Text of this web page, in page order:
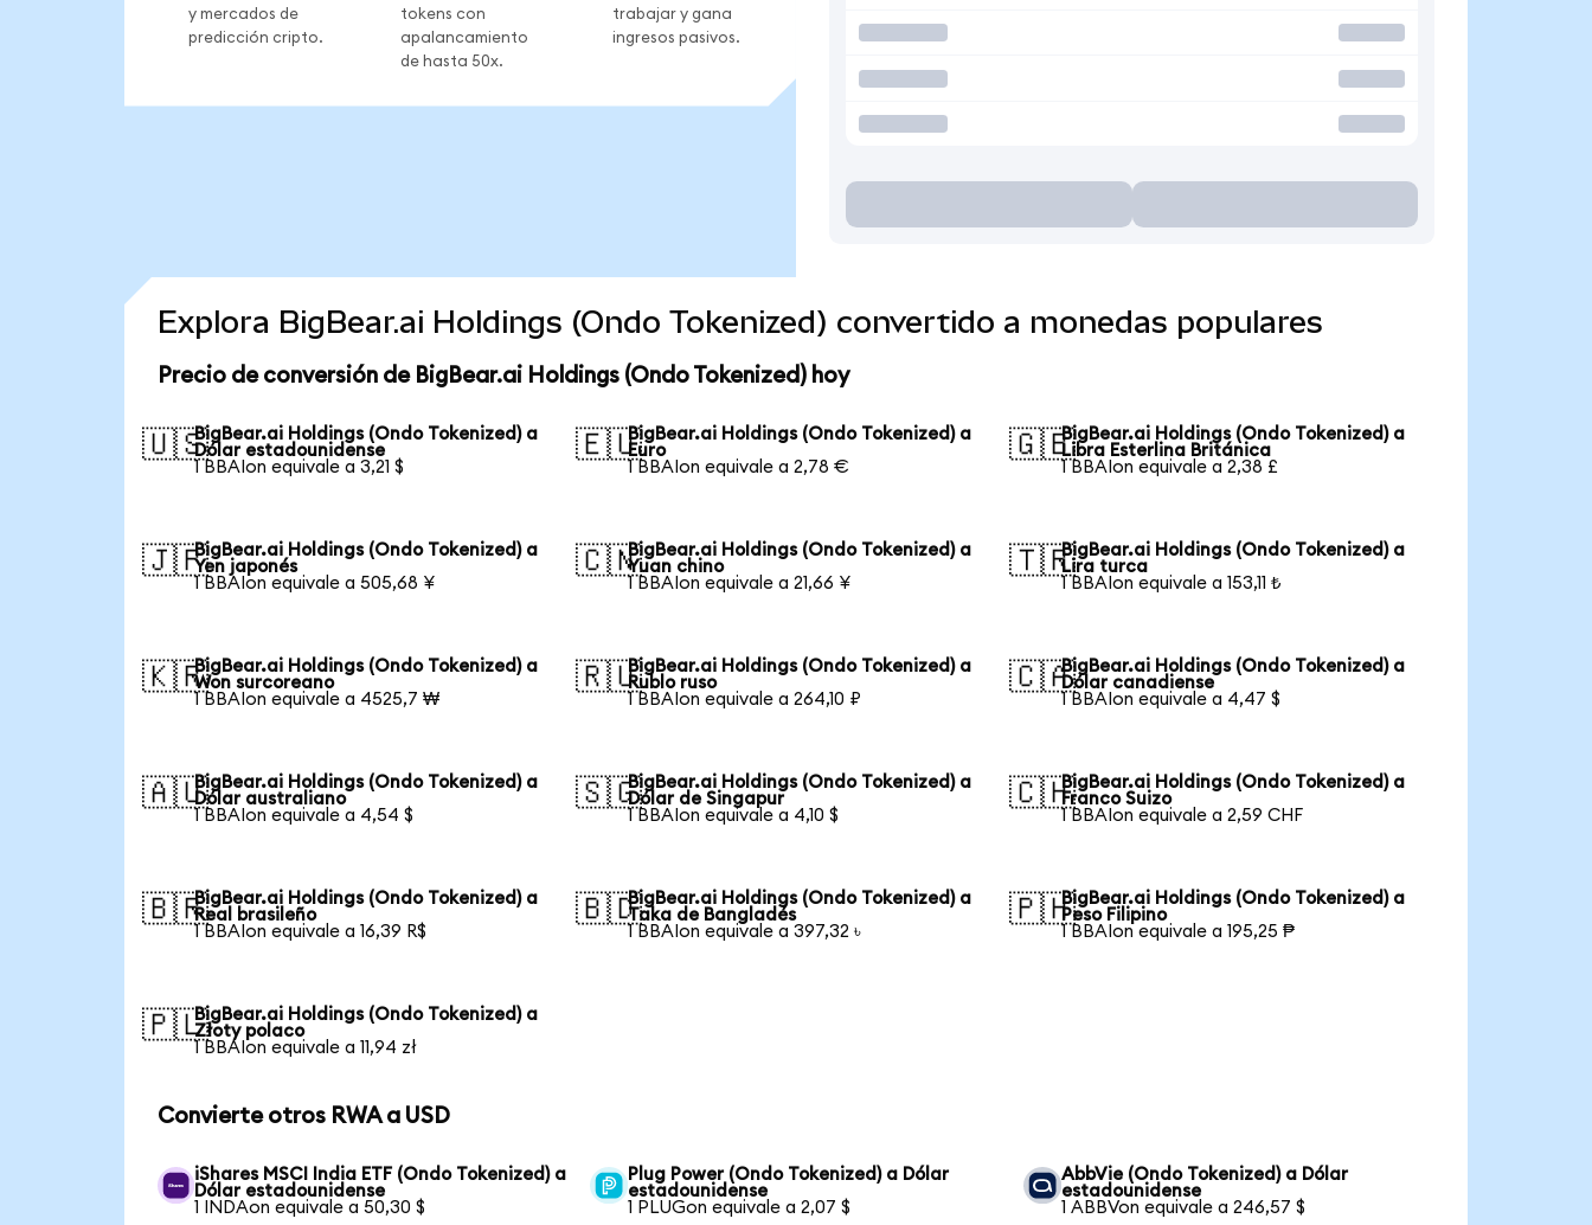
y mercados de
predicción cripto.
tokens con
apalancamiento
de hasta 50x.
trabajar y gana
ingresos pasivos.
Explora BigBear.ai Holdings (Ondo Tokenized) convertido a monedas populares
Precio de conversión de BigBear.ai Holdings (Ondo Tokenized) hoy
🇺🇸BigBear.ai Holdings (Ondo Tokenized) a
Dólar estadounidense
1 BBAIon equivale a 3,21 $
🇪🇺BigBear.ai Holdings (Ondo Tokenized) a
Euro
1 BBAIon equivale a 2,78 €
🇬🇧BigBear.ai Holdings (Ondo Tokenized) a
Libra Esterlina Británica
1 BBAIon equivale a 2,38 £
🇯🇵BigBear.ai Holdings (Ondo Tokenized) a
Yen japonés
1 BBAIon equivale a 505,68 ¥
🇨🇳BigBear.ai Holdings (Ondo Tokenized) a
Yuan chino
1 BBAIon equivale a 21,66 ¥
🇹🇷BigBear.ai Holdings (Ondo Tokenized) a
Lira turca
1 BBAIon equivale a 153,11 ₺
🇰🇷BigBear.ai Holdings (Ondo Tokenized) a
Won surcoreano
1 BBAIon equivale a 4525,7 ₩
🇷🇺BigBear.ai Holdings (Ondo Tokenized) a
Rublo ruso
1 BBAIon equivale a 264,10 ₽
🇨🇦BigBear.ai Holdings (Ondo Tokenized) a
Dólar canadiense
1 BBAIon equivale a 4,47 $
🇦🇺BigBear.ai Holdings (Ondo Tokenized) a
Dólar australiano
1 BBAIon equivale a 4,54 $
🇸🇬BigBear.ai Holdings (Ondo Tokenized) a
Dólar de Singapur
1 BBAIon equivale a 4,10 $
🇨🇭BigBear.ai Holdings (Ondo Tokenized) a
Franco Suizo
1 BBAIon equivale a 2,59 CHF
🇧🇷BigBear.ai Holdings (Ondo Tokenized) a
Real brasileño
1 BBAIon equivale a 16,39 R$
🇧🇩BigBear.ai Holdings (Ondo Tokenized) a
Taka de Bangladés
1 BBAIon equivale a 397,32 ৳
🇵🇭BigBear.ai Holdings (Ondo Tokenized) a
Peso Filipino
1 BBAIon equivale a 195,25 ₱
🇵🇱BigBear.ai Holdings (Ondo Tokenized) a
Złoty polaco
1 BBAIon equivale a 11,94 zł
Convierte otros RWA a USD
iShares MSCI India ETF (Ondo Tokenized) a
Dólar estadounidense
1 INDAon equivale a 50,30 $
Plug Power (Ondo Tokenized) a Dólar
estadounidense
1 PLUGon equivale a 2,07 $
AbbVie (Ondo Tokenized) a Dólar
estadounidense
1 ABBVon equivale a 246,57 $